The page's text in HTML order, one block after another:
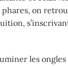
on
les